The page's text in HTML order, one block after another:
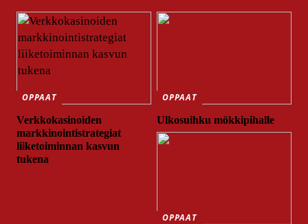
OPPAAT
Verkkokasinoiden
markkinointistrategiat
liiketoiminnan kasvun
tukena
OPPAAT
Ulkosuihku mökkipihalle
OPPAAT